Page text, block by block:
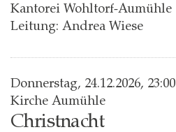
Kantorei Wohltorf-Aumühle
Leitung: Andrea Wiese
Donnerstag, 24.12.2026, 23:00
Kirche Aumühle
Christnacht